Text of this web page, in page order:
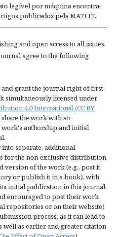
legível por máquina encontra-
publicados pela MATLIT.
and open access to all issues.
agree to the following
grant the journal right of first
simultaneously licensed under
4.0 International (CC BY
the work with an
authorship and initial
separate, additional
for the non-exclusive distribution
version of the work (e.g., post it
or publish it in a book), with
initial publication in this journal.
encouraged to post their work
repositories or on their website)
process, as it can lead to
well as earlier and greater citation